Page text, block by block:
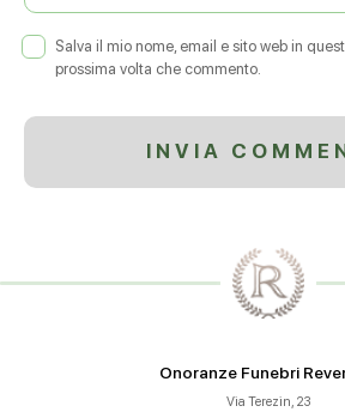
Salva il mio nome, email e sito web in
prossima volta che commento.
Onoranze Funebri
Via Terezin, 23